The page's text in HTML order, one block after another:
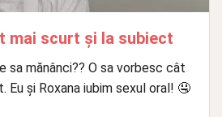
mai scurt și la subiect
sa mănânci?? O sa vorbesc cât
Eu și Roxana iubim sexul oral! 🤤